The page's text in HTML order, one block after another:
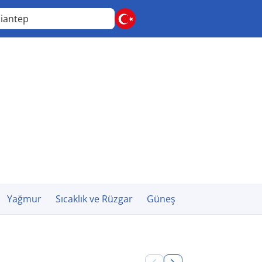
Yağmur Sıcaklık ve Rüzgar Güneş